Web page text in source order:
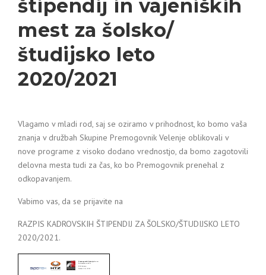
štipendij in vajeniških
mest za šolsko/
študijsko leto
2020/2021
Vlagamo v mladi rod, saj se oziramo v prihodnost, ko bomo vaša
znanja v družbah Skupine Premogovnik Velenje oblikovali v
nove programe z visoko dodano vrednostjo, da bomo zagotovili
delovna mesta tudi za čas, ko bo Premogovnik prenehal z
odkopavanjem.
Vabimo vas, da se prijavite na
RAZPIS KADROVSKIH ŠTIPENDIJ ZA ŠOLSKO/ŠTUDIJSKO LETO
2020/2021.